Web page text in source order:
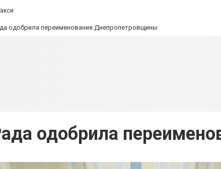
одобрила переименование Днепропетровщины
одобрила